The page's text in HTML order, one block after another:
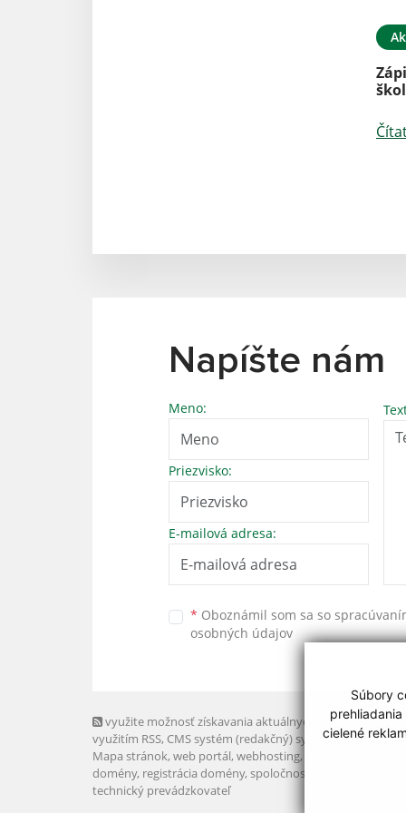
Súbory
cielené
Napíšte nám
Meno:
Priezvisko:
E-mailová adresa:
* Oboznámil som sa so
osobných údajov
využite možnosť získavania aktuálnych informácií s
využitím RSS, CMS systém (redakčný) systém ECHELON 2,
Mapa stránok, web portál, webhosting,
domény, registrácia domény, spoločnosť webex.digital, s.r.o.
technický prevádzkovateľ